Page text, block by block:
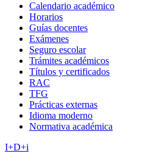
Calendario académico
Horarios
Guías docentes
Exámenes
Seguro escolar
Trámites académicos
Títulos y certificados
RAC
TFG
Prácticas externas
Idioma moderno
Normativa académica
I+D+i